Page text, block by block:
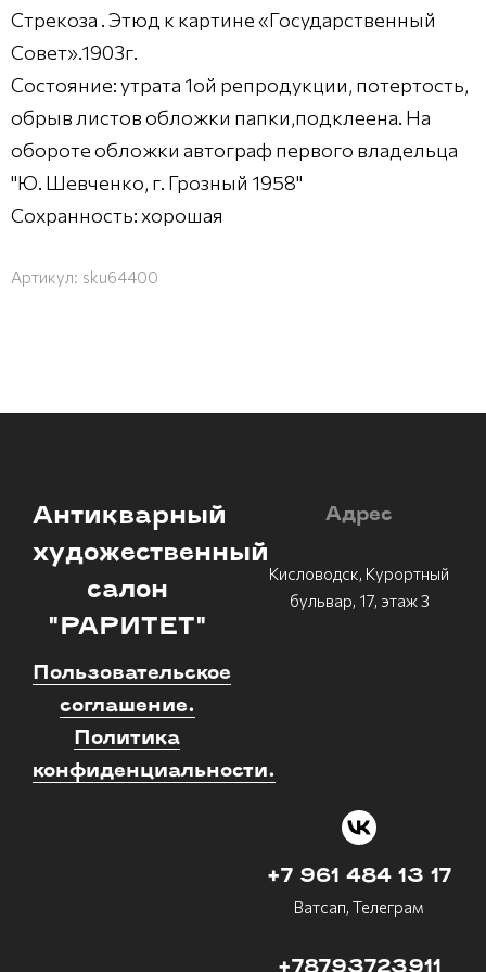
Стрекоза . Этюд к картине «Государственный
Совет».1903г.
Состояние: утрата 1ой репродукции, потертость,
обрыв листов обложки папки,подклеена. На
обороте обложки автограф первого владельца
"Ю. Шевченко, г. Грозный 1958"
Сохранность: хорошая
Артикул: sku64400
Антикварный
художественный
салон
"РАРИТЕТ"
Пользовательское
соглашение.
Политика
конфиденциальности.
Адрес
Кисловодск, Курортный
бульвар, 17, этаж 3
+7 961 484 13 17
Ватсап, Телеграм